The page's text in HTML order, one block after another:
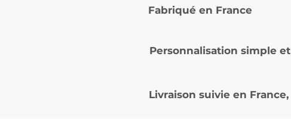
Fabriqué en France
Personnalisation simple
Livraison suivie en